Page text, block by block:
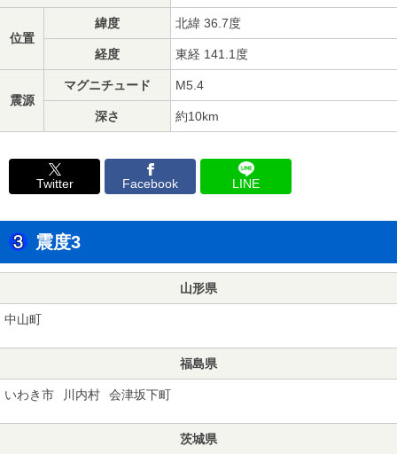
位置
緯度 北緯 36.7度
経度 東経 141.1度
震源
マグニチュード M5.4
深さ 約10km
Twitter Facebook LINE
震度3
山形県
中山町
福島県
いわき市 川内村 会津坂下町
茨城県